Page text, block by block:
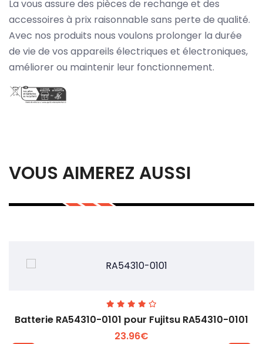
La vous assure des pièces de rechange et des
accessoires à prix raisonnable sans perte de qualité.
Avec nos produits nous voulons prolonger la durée
de vie de vos appareils électriques et électroniques,
améliorer ou maintenir leur fonctionnement.
VOUS AIMEREZ AUSSI
Batterie RA54310-0101 pour Fujitsu RA54310-0101
23.96€